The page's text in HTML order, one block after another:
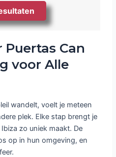
Puertas Can
voor Alle
wandelt, voelt je meteen
plek. Elke stap brengt je
zo uniek maakt. De
op in hun omgeving, en